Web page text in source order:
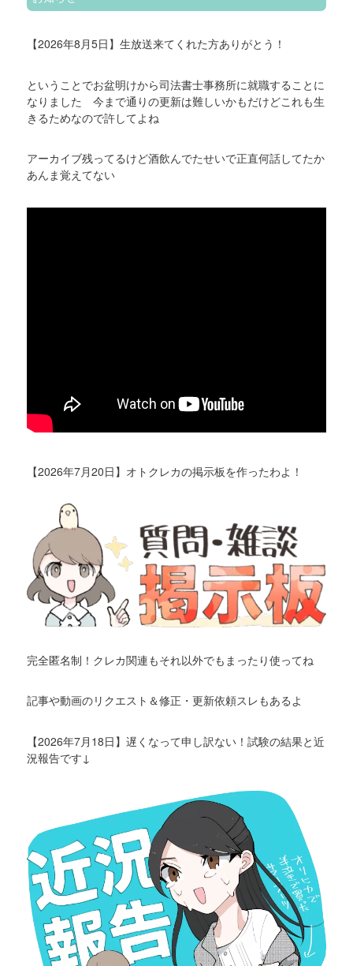
【2026年8月5日】生放送来てくれた方ありがとう！
ということでお盆明けから司法書士事務所に就職することに
なりました 今まで通りの更新は難しいかもだけどこれも生
きるためなので許してよね
アーカイブ残ってるけど酒飲んでたせいで正直何話してたか
あんま覚えてない
【2026年7月20日】オトクレカの掲示板を作ったわよ！
完全匿名制！クレカ関連もそれ以外でもまったり使ってね
記事や動画のリクエスト＆修正・更新依頼スレもあるよ
【2026年7月18日】遅くなって申し訳ない！試験の結果と近
況報告です↓